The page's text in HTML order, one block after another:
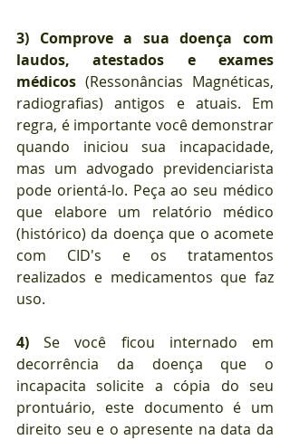
3) Comprove a sua doença com
laudos, atestados e exames
médicos (Ressonâncias Magnéticas,
radiografias) antigos e atuais. Em
regra, é importante você demonstrar
quando iniciou sua incapacidade,
mas um advogado previdenciarista
pode orientá-lo. Peça ao seu médico
que elabore um relatório médico
(histórico) da doença que o acomete
com CID's e os tratamentos
realizados e medicamentos que faz
uso.
4) Se você ficou internado em
decorrência da doença que o
incapacita solicite a cópia do seu
prontuário, este documento é um
direito seu e o apresente na data da